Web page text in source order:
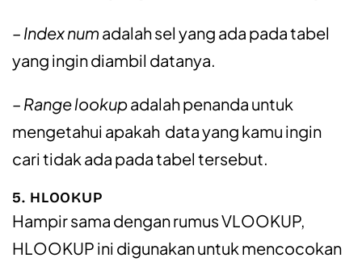
– Index num adalah sel yang ada pada tabel
yang ingin diambil datanya.
– Range lookupadalah penanda untuk
mengetahui apakah data yang kamu ingin
cari tidak ada pada tabel tersebut.
5. HLOOKUP
Hampir sama dengan rumus VLOOKUP,
HLOOKUP ini digunakan untuk mencocokan